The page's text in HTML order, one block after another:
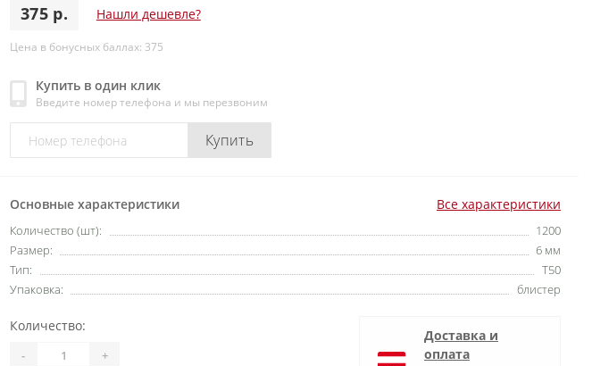
375 р. Нашли дешевле?
Цена в бонусных баллах: 375
Купить в один клик
Введите номер телефона и мы перезвоним
Купить
Основные характеристики Все характеристики
Количество (шт):
1200
Размер:
6 мм
Тип:
T50
Упаковка:
блистер
Количество:
- +
Доставка и
оплата